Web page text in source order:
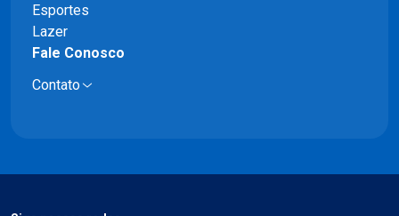
Esportes
Lazer
Fale Conosco
Contato